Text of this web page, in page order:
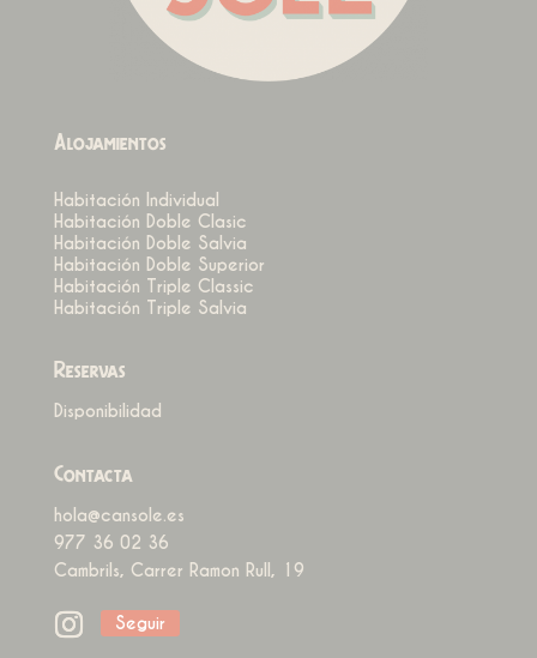
Alojamientos
Habitación Individual
Habitación Doble Clasic
Habitación Doble Salvia
Habitación Doble Superior
Habitación Triple Classic
Habitación Triple Salvia
Reservas
Disponibilidad
Contacta
hola@cansole.es
977 36 02 36
Cambrils, Carrer Ramon Rull, 19
Seguir